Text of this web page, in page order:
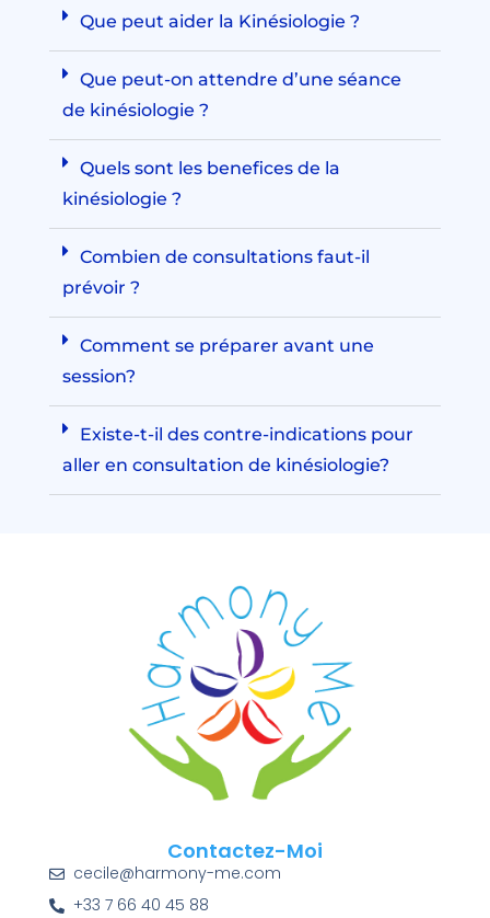
Que peut aider la Kinésiologie ?
Que peut-on attendre d’une séance
de kinésiologie ?
Quels sont les benefices de la
kinésiologie ?
Combien de consultations faut-il
prévoir ?
Comment se préparer avant une
session?
Existe-t-il des contre-indications pour
aller en consultation de kinésiologie?
Contactez-Moi
cecile@harmony-me.com
+33 7 66 40 45 88